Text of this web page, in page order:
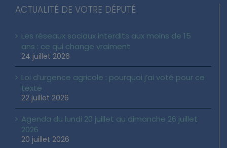
ACTUALITÉ DE VOTRE DÉPUTÉ
Les réseaux sociaux interdits aux moins de 15
ans : ce qui change vraiment
24 juillet 2026
Loi d’urgence agricole : pourquoi j’ai voté pour ce
texte
22 juillet 2026
Agenda du lundi 20 juillet au dimanche 26 juillet
2026
20 juillet 2026